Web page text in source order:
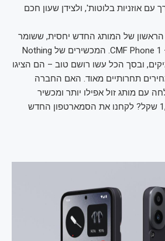
אוזניות בלוטות', ולצידן שעון חכם
הראשון של המותג החדש יחסית, ששומר
על שם אופייני לחברה – CMF Phone 1. המכשירים של Nothing
ובסך הכל עשו רושם טוב – הם הציגו
תחרותיים מאוד. האם החברה
עם מותג זול אפילו יותר ומכשיר
שמחירו מתחיל בכ-1,000 שקל? לקחנו את הסמארטפון החדש